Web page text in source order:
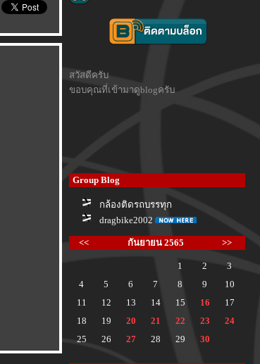
สวัสดีครับ
ขอบคุณที่เข้ามาดูblogครับ
Group Blog
กล้องติดรถบรรทุก
dragbike2002
<< กันยายน 2565 >>
1 2
3
4
5 6 7 8 9
10
11
12 13 14 15 16
17
18
19 20 21 22 23
24
25
26 27 28 29 30